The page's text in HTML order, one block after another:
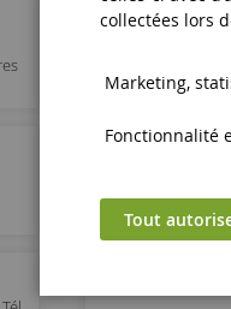
collectées lors
Marketing,
Fonctionnalité
Tout